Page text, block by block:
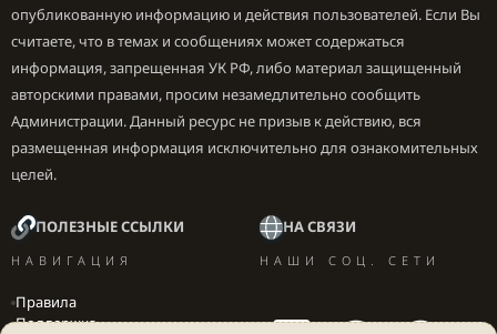
опубликованную информацию и действия пользователей. Если Вы
считаете, что в темах и сообщениях может содержаться
информация, запрещенная УК РФ, либо материал защищенный
авторскими правами, просим незамедлительно сообщить
Администрации. Данный ресурс не призыв к действию, вся
размещенная информация исключительно для ознакомительных
целей.
ПОЛЕЗНЫЕ ССЫЛКИ
НАВИГАЦИЯ
Правила
Поддержка
НА СВЯЗИ
НАШИ СОЦ. СЕТИ